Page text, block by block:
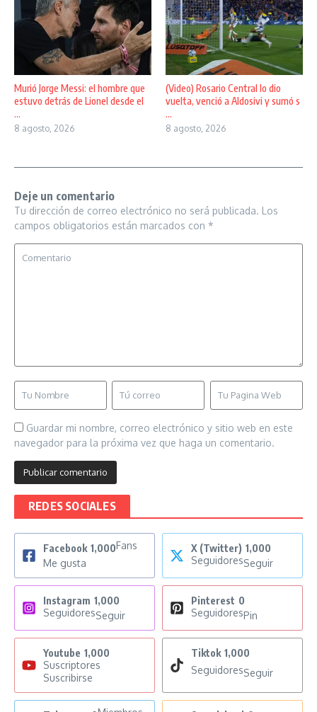
Murió Jorge Messi: el hombre que
estuvo detrás de Lionel desde el
...
8 agosto, 2026
(Video) Rosario Central lo dio
vuelta, venció a Aldosivi y sumó s
...
8 agosto, 2026
Deje un comentario
Tu dirección de correo electrónico no será publicada. Los
campos obligatorios están marcados con *
Guardar mi nombre, correo electrónico y sitio web en este
navegador para la próxima vez que haga un comentario.
REDES SOCIALES
Facebook 1,000Fans
Me gusta
X (Twitter) 1,000
SeguidoresSeguir
Instagram 1,000
SeguidoresSeguir
Pinterest 0
SeguidoresPin
Youtube 1,000
Suscriptores
Suscribirse
Tiktok 1,000
SeguidoresSeguir